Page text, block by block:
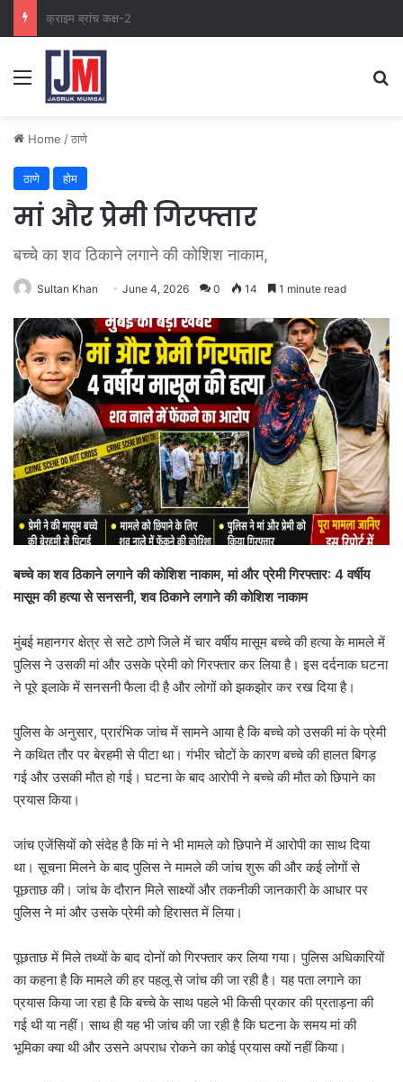
नवी मुंबई
Home /ठाणे
ठाणे होम
मां और प्रेमी गिरफ्तार
बच्चे का शव ठिकाने लगाने की कोशिश नाकाम,
Sultan Khan June 4, 2026 0 14 1 minute read
बच्चे का शव ठिकाने लगाने की कोशिश नाकाम,मां और प्रेमी गिरफ्तार: 4 वर्षीय
मासूम की हत्या से सनसनी, शव ठिकाने लगाने की कोशिश नाकाम
मुंबई महानगर क्षेत्र से सटे ठाणे जिले में चार वर्षीय मासूम बच्चे की हत्या के मामले में
पुलिस ने उसकी मां और उसके प्रेमी को गिरफ्तार कर लिया है। इस दर्दनाक घटना
ने पूरे इलाके में सनसनी फैला दी है और लोगों को झकझोर कर रख दिया है।
पुलिस के अनुसार, प्रारंभिक जांच में सामने आया है कि बच्चे को उसकी मां के प्रेमी
ने कथित तौर पर बेरहमी से पीटा था। गंभीर चोटों के कारण बच्चे की हालत बिगड़
गई और उसकी मौत हो गई। घटना के बाद आरोपी ने बच्चे की मौत को छिपाने का
प्रयास किया।
जांच एजेंसियों को संदेह है कि मां ने भी मामले को छिपाने में आरोपी का साथ दिया
था। सूचना मिलने के बाद पुलिस ने मामले की जांच शुरू की और कई लोगों से
पूछताछ की। जांच के दौरान मिले साक्ष्यों और तकनीकी जानकारी के आधार पर
पुलिस ने मां और उसके प्रेमी को हिरासत में लिया।
पूछताछ में मिले तथ्यों के बाद दोनों को गिरफ्तार कर लिया गया। पुलिस अधिकारियों
का कहना है कि मामले की हर पहलू से जांच की जा रही है। यह पता लगाने का
प्रयास किया जा रहा है कि बच्चे के साथ पहले भी किसी प्रकार की प्रताड़ना की
गई थी या नहीं। साथ ही यह भी जांच की जा रही है कि घटना के समय मां की
भूमिका क्या थी और उसने अपराध रोकने का कोई प्रयास क्यों नहीं किया।